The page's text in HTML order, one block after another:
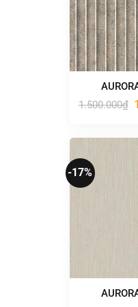
1.500.000₫
-17%